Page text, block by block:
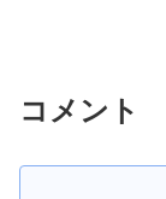
コメント